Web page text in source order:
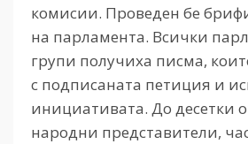
комисии. Проведен бе
на парламента. Всички
групи получиха писма,
с подписаната петиция и
инициативата. До десетки
народни представители,